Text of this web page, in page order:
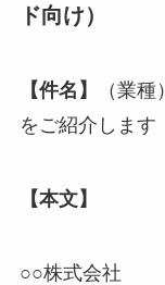
ド向け）
【件名】
（業
をご紹介します
【本文】
○○株式会社